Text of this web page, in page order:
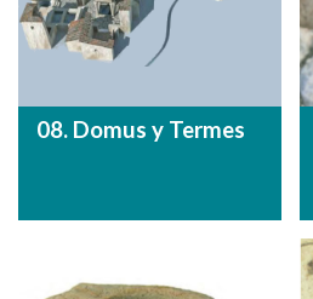
08. Domus y Termes